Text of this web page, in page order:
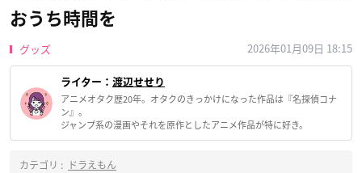
おうち時間を
グッズ 2026年01月09日 18:15
ライター： 渡辺せせり
アニメオタク歴20年。オタクのきっかけになった作品は『名探偵コナ
ン』。
ジャンプ系の漫画やそれを原作としたアニメ作品が特に好き。
カテゴリ : ドラえもん